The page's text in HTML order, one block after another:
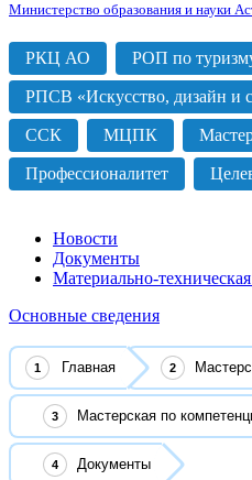
Министерство образования и науки
РКЦ АО РОП по
РПСВ «Искусство, дизайн и
ССК МЦПК
Профессионалитет
Новости
Документы
Материально-техническая
Основные сведения
Главная
Мастерская по
Документы